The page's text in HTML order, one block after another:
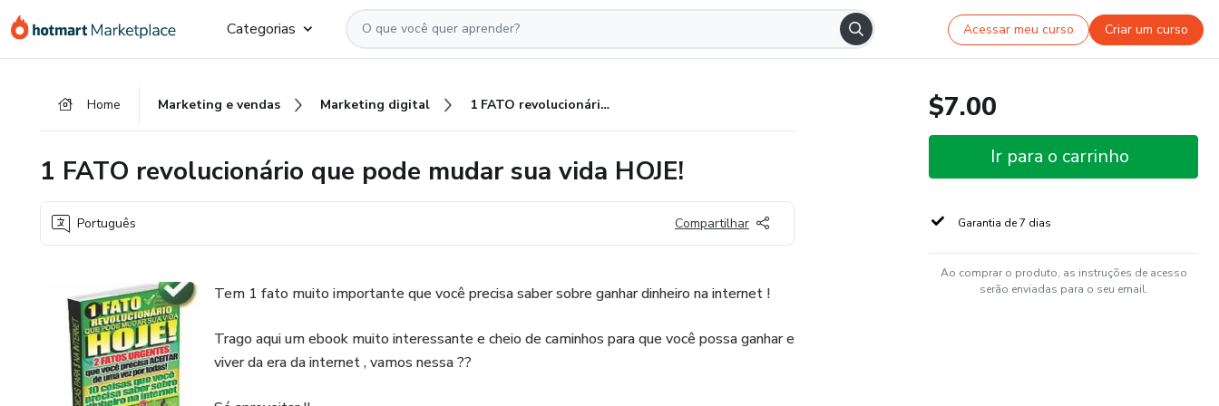
para
para
para
Categorias Acessar meu curso Criar um curso
Home Marketing e vendas Marketing digital 1 FATO revolucionário que pode mudar sua vida HOJE!
1 FATO revolucionário que pode mudar sua vida HOJE!
Português Compartilhar
Tem 1 fato muito importante que você precisa saber sobre ganhar dinheiro na internet !
Trago aqui um ebook muito interessante e cheio de caminhos para que você possa ganhar e
viver da era da internet , vamos nessa ??
$7.00
Ir para o carrinho
Garantia de 7 dias
Ao comprar o produto, as instruções de acesso
serão enviadas para o seu email.